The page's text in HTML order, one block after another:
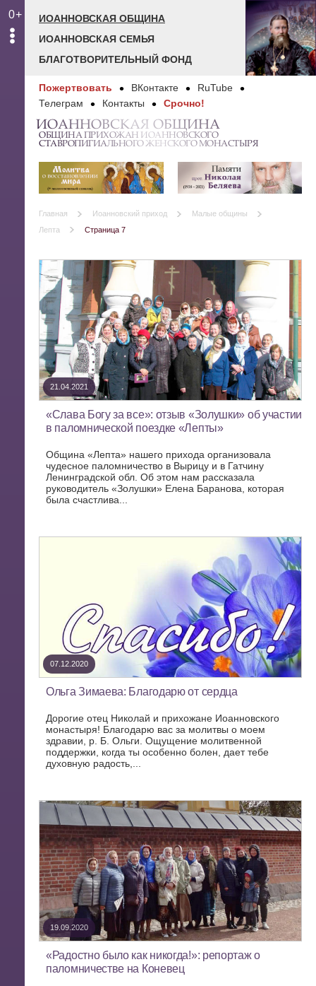
0+
ИОАННОВСКАЯ ОБЩИНА
ИОАННОВСКАЯ СЕМЬЯ
БЛАГОТВОРИТЕЛЬНЫЙ ФОНД
Пожертвовать ВКонтакте
RuTube
Телеграм
Контакты Срочно!
ИОАННОВСКАЯ ОБЩИНА
ОБЩИНА ПРИХОЖАН ИОАННОВСКОГО
СТАВРОПИГИАЛЬНОГО ЖЕНСКОГО МОНАСТЫРЯ
Главная Иоанновский приход
Малые общины
Лепта
Страница 7
21.04.2021
«Слава Богу за все»: отзыв «Золушки» об участии
в паломнической поездке «Лепты»
Община «Лепта» нашего прихода организовала
чудесное паломничество в Вырицу и в Гатчину
Ленинградской обл. Об этом нам рассказала
руководитель «Золушки» Елена Баранова, которая
была счастлива...
07.12.2020
Ольга Зимаева: Благодарю от сердца
Дорогие отец Николай и прихожане Иоанновского
монастыря! Благодарю вас за молитвы о моем
здравии, р. Б. Ольги. Ощущение молитвенной
поддержки, когда ты особенно болен, дает тебе
духовную радость,...
19.09.2020
«Радостно было как никогда!»: репортаж о
паломничестве на Коневец